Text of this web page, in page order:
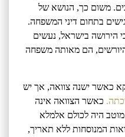
משום כך, הנושא של
בתחום דיני המשפחה.
מ-30% מסכסוכי הירושה בישראל, נעשים
הם מאותה משפחה
כאשר ישנה צוואה, אך יש
כאשר הצוואה אינה
היה לכולם אלמלא
המנוסחות ללא תאריך,